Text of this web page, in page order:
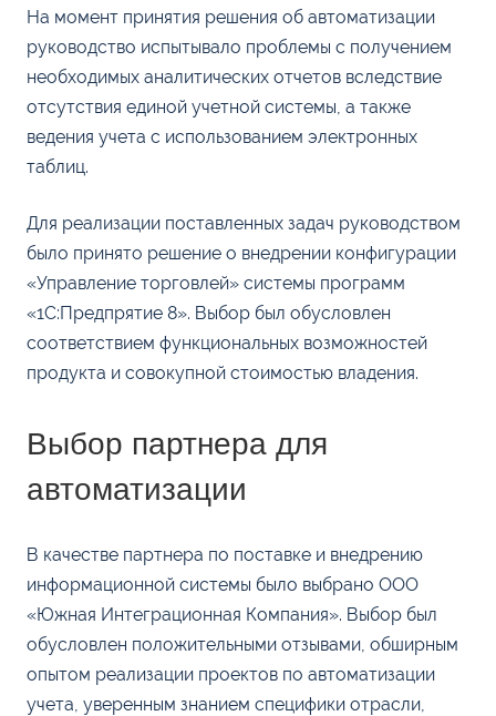
На момент принятия решения об автоматизации
руководство испытывало проблемы с получением
необходимых аналитических отчетов вследствие
отсутствия единой учетной системы, а также
ведения учета с использованием электронных
таблиц.
Для реализации поставленных задач руководством
было принято решение о внедрении конфигурации
«Управление торговлей» системы программ
«1С:Предпрятие 8». Выбор был обусловлен
соответствием функциональных возможностей
продукта и совокупной стоимостью владения.
Выбор партнера для
автоматизации
В качестве партнера по поставке и внедрению
информационной системы было выбрано ООО
«Южная Интеграционная Компания». Выбор был
обусловлен положительными отзывами, обширным
опытом реализации проектов по автоматизации
учета, уверенным знанием специфики отрасли,